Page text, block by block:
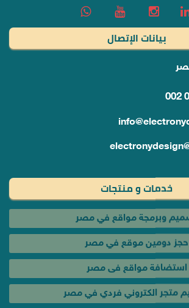
بيانات الإتصال
002
خدمات و منتجات
وبرمجة مواقع في مصر
حجز دومين موقع في مصر
استضافة مواقع فى مصر
متجر الكتروني فردي في مصر